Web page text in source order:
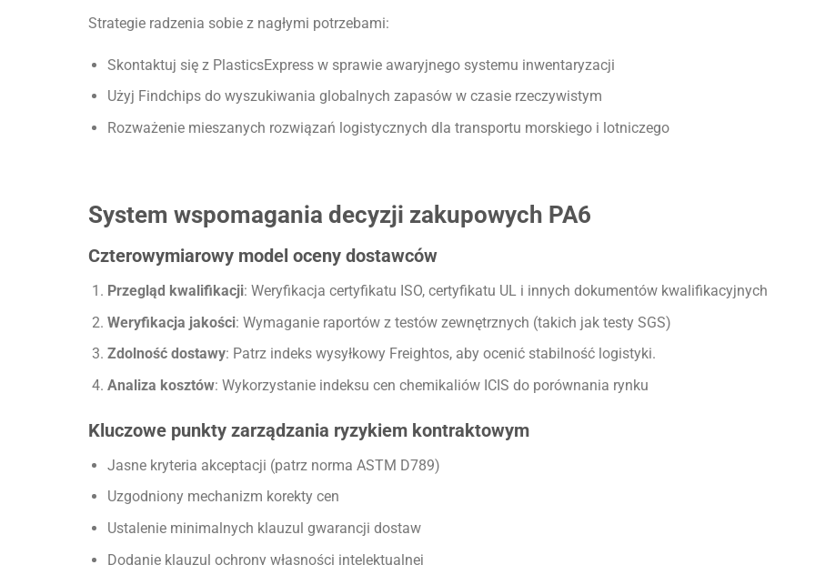
Strategie radzenia sobie z nagłymi potrzebami:
Skontaktuj się z PlasticsExpress w sprawie awaryjnego systemu inwentaryzacji
Użyj Findchips do wyszukiwania globalnych zapasów w czasie rzeczywistym
Rozważenie mieszanych rozwiązań logistycznych dla transportu morskiego i lotniczego
System wspomagania decyzji zakupowych PA6
Czterowymiarowy model oceny dostawców
Przegląd kwalifikacji: Weryfikacja certyfikatu ISO, certyfikatu UL i innych dokumentów kwalifikacyjnych
Weryfikacja jakości: Wymaganie raportów z testów zewnętrznych (takich jak testy SGS)
Zdolność dostawy: Patrz indeks wysyłkowy Freightos, aby ocenić stabilność logistyki.
Analiza kosztów: Wykorzystanie indeksu cen chemikaliów ICIS do porównania rynku
Kluczowe punkty zarządzania ryzykiem kontraktowym
Jasne kryteria akceptacji (patrz norma ASTM D789)
Uzgodniony mechanizm korekty cen
Ustalenie minimalnych klauzul gwarancji dostaw
Dodanie klauzul ochrony własności intelektualnej